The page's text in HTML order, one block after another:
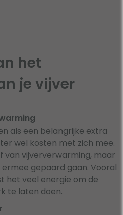
het
je vijver
als een belangrijke extra
wel kosten met zich mee.
van vijververwarming, maar
gepaard gaan. Vooral
het veel energie om de
te laten doen.